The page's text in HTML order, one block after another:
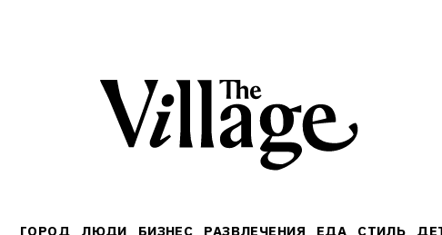
ГОРОД ЛЮДИ БИЗНЕС РАЗВЛЕЧЕНИЯ ЕДА СТИЛЬ